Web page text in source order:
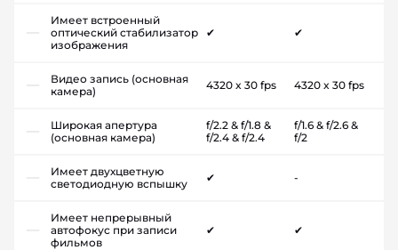
Имеет встроенный
оптический стабилизатор
изображения
✔ ✔
Видео запись (основная
камера)
4320 x 30 fps 4320 x 30 fps
Широкая апертура
(основная камера)
f/2.2 & f/1.8 &
f/2.4 & f/2.4
f/1.6 & f/2.6 &
f/2
Имеет двухцветную
светодиодную вспышку
✔ -
Имеет непрерывный
автофокус при записи
фильмов
✔ ✔